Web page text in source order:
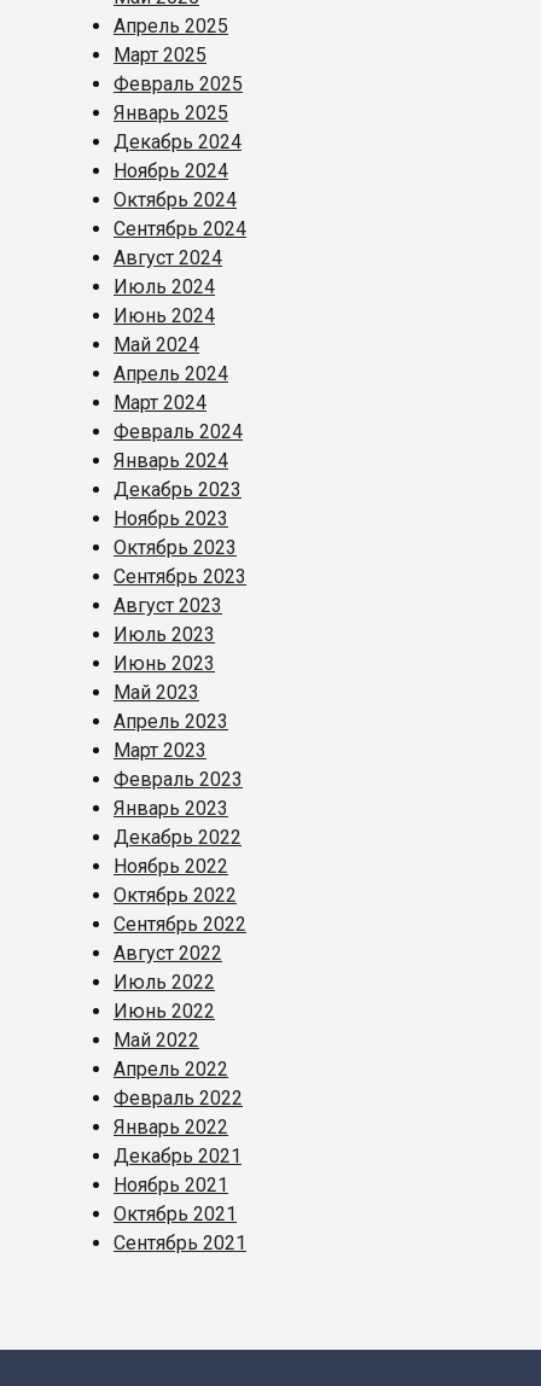
Апрель 2025
Март 2025
Февраль 2025
Январь 2025
Декабрь 2024
Ноябрь 2024
Октябрь 2024
Сентябрь 2024
Август 2024
Июль 2024
Июнь 2024
Май 2024
Апрель 2024
Март 2024
Февраль 2024
Январь 2024
Декабрь 2023
Ноябрь 2023
Октябрь 2023
Сентябрь 2023
Август 2023
Июль 2023
Июнь 2023
Май 2023
Апрель 2023
Март 2023
Февраль 2023
Январь 2023
Декабрь 2022
Ноябрь 2022
Октябрь 2022
Сентябрь 2022
Август 2022
Июль 2022
Июнь 2022
Май 2022
Апрель 2022
Февраль 2022
Январь 2022
Декабрь 2021
Ноябрь 2021
Октябрь 2021
Сентябрь 2021